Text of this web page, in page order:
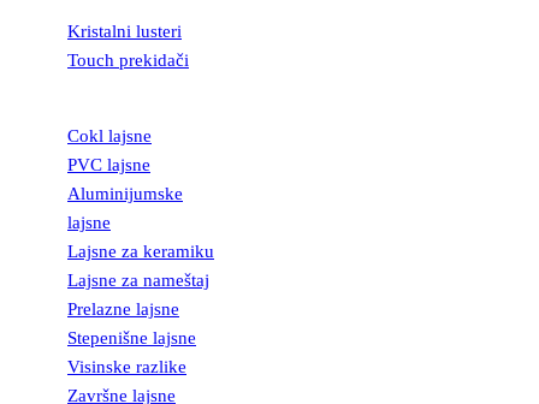
Kristalni lusteri
Touch prekidači
Cokl lajsne
PVC lajsne
Aluminijumske
lajsne
Lajsne za keramiku
Lajsne za nameštaj
Prelazne lajsne
Stepenišne lajsne
Visinske razlike
Završne lajsne